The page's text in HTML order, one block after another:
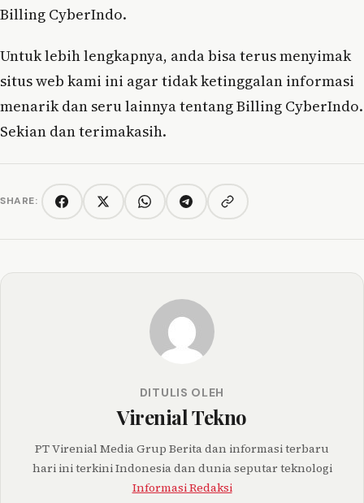
Billing CyberIndo.
Untuk lebih lengkapnya, anda bisa terus menyimak
situs web kami ini agar tidak ketinggalan informasi
menarik dan seru lainnya tentang Billing CyberIndo.
Sekian dan terimakasih.
SHARE: FacebookTwitter/XWhatsAppTelegramCopy link
DITULIS OLEH
Virenial Tekno
PT Virenial Media Grup Berita dan informasi terbaru
hari ini terkini Indonesia dan dunia seputar teknologi
Informasi Redaksi